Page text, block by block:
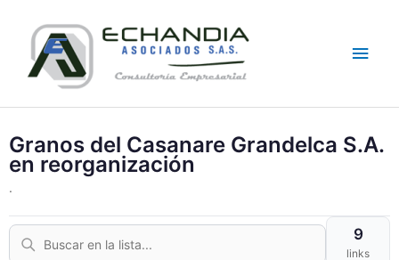
content
Granos del Casanare Grandelca S.A.
en reorganización
.
9
links